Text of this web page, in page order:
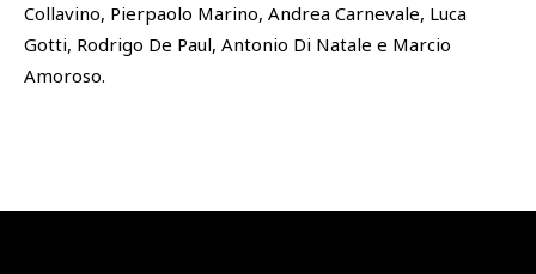
Collavino, Pierpaolo Marino, Andrea Carnevale, Luca
Gotti, Rodrigo De Paul, Antonio Di Natale e Marcio
Amoroso.